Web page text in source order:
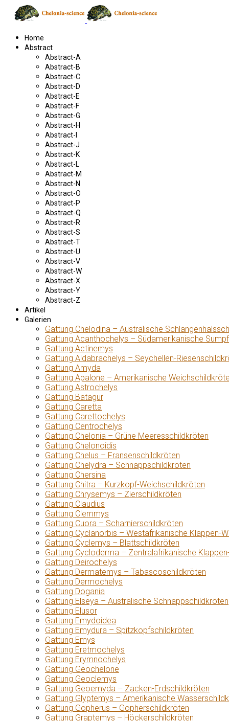
Home
Abstract
Abstract-A
Abstract-B
Abstract-C
Abstract-D
Abstract-E
Abstract-F
Abstract-G
Abstract-H
Abstract-I
Abstract-J
Abstract-K
Abstract-L
Abstract-M
Abstract-N
Abstract-O
Abstract-P
Abstract-Q
Abstract-R
Abstract-S
Abstract-T
Abstract-U
Abstract-V
Abstract-W
Abstract-X
Abstract-Y
Abstract-Z
Artikel
Galerien
Gattung Chelodina – Australische
Gattung Acanthochelys – Südamerikanische
Gattung Actinemys
Gattung Aldabrachelys – Seychellen-
Gattung Amyda
Gattung Apalone – Amerikanische
Gattung Astrochelys
Gattung Batagur
Gattung Caretta
Gattung Carettochelys
Gattung Centrochelys
Gattung Chelonia – Grüne Meeresschildkröten
Gattung Chelonoidis
Gattung Chelus – Fransenschildkröten
Gattung Chelydra – Schnappschildkröten
Gattung Chersina
Gattung Chitra – Kurzkopf-Weichschildkröten
Gattung Chrysemys – Zierschildkröten
Gattung Claudius
Gattung Clemmys
Gattung Cuora – Scharnierschildkröten
Gattung Cyclanorbis – Westafrikanische Klappen-
Gattung Cyclemys – Blattschildkröten
Gattung Cycloderma – Zentralafrikanische
Gattung Deirochelys
Gattung Dermatemys – Tabascoschildkröten
Gattung Dermochelys
Gattung Dogania
Gattung Elseya – Australische Schnappschildkröten
Gattung Elusor
Gattung Emydoidea
Gattung Emydura – Spitzkopfschildkröten
Gattung Emys
Gattung Eretmochelys
Gattung Erymnochelys
Gattung Geochelone
Gattung Geoclemys
Gattung Geoemyda – Zacken-Erdschildkröten
Gattung Glyptemys – Amerikanische
Gattung Gopherus – Gopherschildkröten
Gattung Graptemys – Höckerschildkröten